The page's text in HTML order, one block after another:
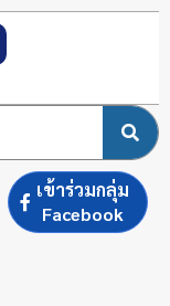
เข้าร่วมกลุ่ม
Facebook